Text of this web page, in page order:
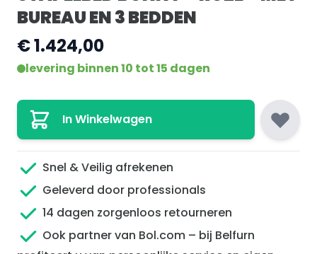
BUREAU EN 3 BEDDEN
€ 1.424,00
levering binnen 10 tot 15 dagen
In Winkelwagen
Snel & Veilig afrekenen
Geleverd door professionals
14 dagen zorgenloos retourneren
Ook partner van Bol.com – bij Belfurn